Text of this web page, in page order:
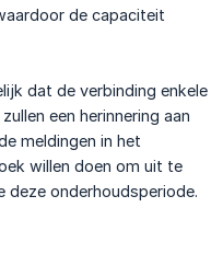
de capaciteit
dat de verbinding enkele
een herinnering aan
meldingen in het
willen doen om uit te
deze onderhoudsperiode.